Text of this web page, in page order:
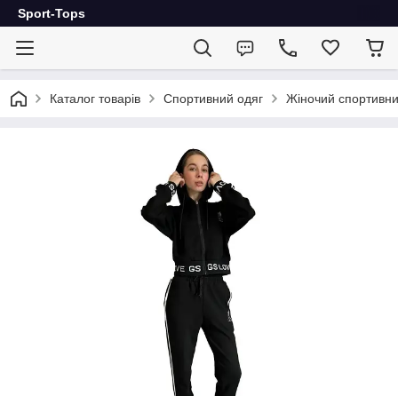
Sport-Tops
Каталог товарів Спортивний одяг Жіночий